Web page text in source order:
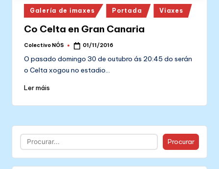
Posted
in
Galería de imaxes Portada Viaxes
Co Celta en Gran Canaria
Posted
Colectivo NÓS 01/11/2016
O pasado domingo 30 de outubro ás 20:45 do serán
o Celta xogou no estadio…
Ler máis
Buscar Procurar